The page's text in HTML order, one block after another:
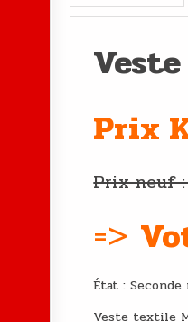
Prix
Prix neuf
=>
État
Veste textile